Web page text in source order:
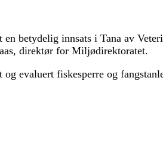
betydelig innsats i Tana av
direktør for Miljødirektoratet.
evaluert fiskesperre og